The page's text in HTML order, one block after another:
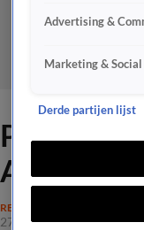
Pittige
Amy
REALITY
27 mrt 2024, 19:18
Advertising &
Marketing & Social
Derde partijen lijst